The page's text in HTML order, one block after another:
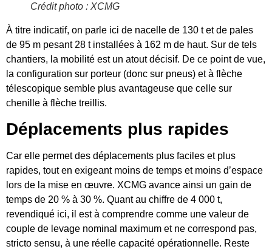
Crédit photo : XCMG
À titre indicatif, on parle ici de nacelle de 130 t et de pales
de 95 m pesant 28 t installées à 162 m de haut. Sur de tels
chantiers, la mobilité est un atout décisif. De ce point de vue,
la configuration sur porteur (donc sur pneus) et à flèche
télescopique semble plus avantageuse que celle sur
chenille à flèche treillis.
Déplacements plus rapides
Car elle permet des déplacements plus faciles et plus
rapides, tout en exigeant moins de temps et moins d’espace
lors de la mise en œuvre. XCMG avance ainsi un gain de
temps de 20 % à 30 %. Quant au chiffre de 4 000 t,
revendiqué ici, il est à comprendre comme une valeur de
couple de levage nominal maximum et ne correspond pas,
stricto sensu, à une réelle capacité opérationnelle. Reste